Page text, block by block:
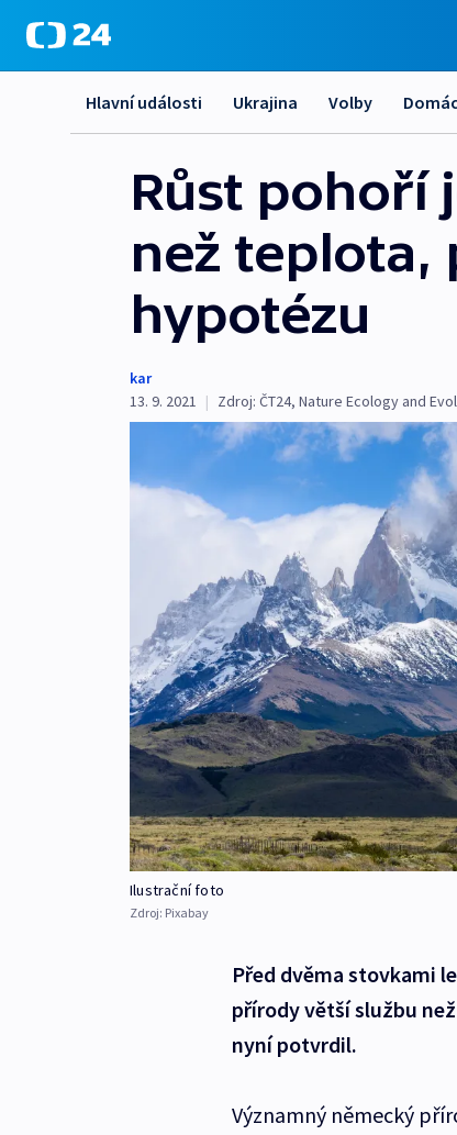
Hlavní události Ukrajina Volby
Růst pohoří
než teplota,
hypotézu
kar
13. 9. 2021 | Zdroj: ČT24, Nature Ecology and
Ilustrační foto
Zdroj: Pixabay
Před dvěma stovkami
přírody větší službu
nyní potvrdil.
Významný německý